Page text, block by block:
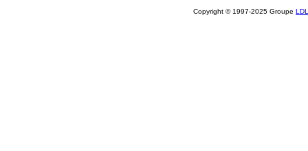
Copyright © 1997-2025 Groupe